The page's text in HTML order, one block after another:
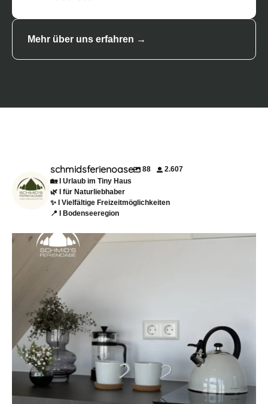
Mehr über uns erfahren →
schmidsferienoase 88
2.607
🏡 I Urlaub im Tiny Haus
🌿 I für Naturliebhaber
✨ I Vielfältige Freizeitmöglichkeiten
📍 I Bodenseeregion
☕✨ Ankommen. Durchatmen. Abschalten.